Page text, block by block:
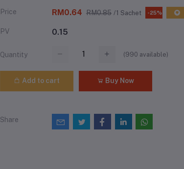
Price RM0.64 RM0.85 /1 Sachet -25%
PV 0.15
Quantity (990 available)
Add to cart Buy Now
Share